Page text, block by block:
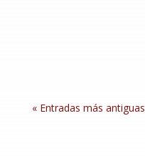
« Entradas más antiguas